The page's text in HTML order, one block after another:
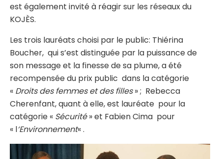
est également invité à réagir sur les réseaux du
KOJÈS.
Les trois lauréats choisi par le public: Thiérina
Boucher, qui s’est distinguée par la puissance de
son message et la finesse de sa plume, a été
recompensée du prix public dans la catégorie
« Droits des femmes et des filles» ; Rebecca
Cherenfant, quant à elle, est lauréate pour la
catégorie « Sécurité» et Fabien Cima pour
« l‘Environnement« .